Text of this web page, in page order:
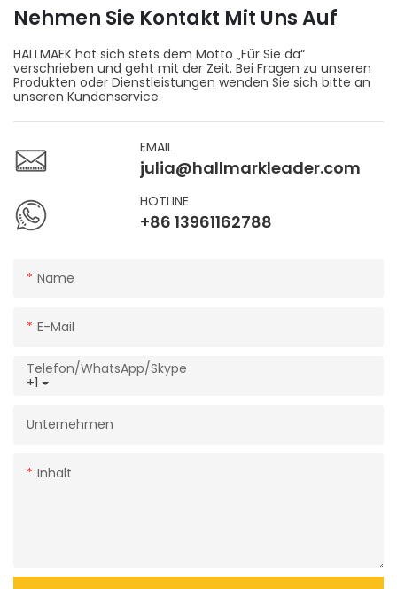
Nehmen Sie Kontakt Mit Uns Auf
HALLMAEK hat sich stets dem Motto „Für Sie da“
verschrieben und geht mit der Zeit. Bei Fragen zu unseren
Produkten oder Dienstleistungen wenden Sie sich bitte an
unseren Kundenservice.
EMAIL
julia@hallmarkleader.com
HOTLINE
+86 13961162788
Name
E-Mail
+1
Telefon/WhatsApp/Skype
Unternehmen
Inhalt